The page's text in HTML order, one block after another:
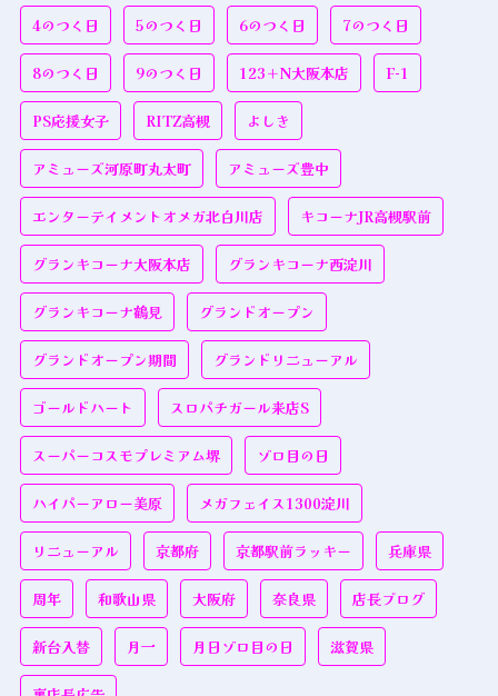
4のつく日 5のつく日 6のつく日 7のつく日
8のつく日 9のつく日 123＋N大阪本店 F-1
PS応援女子 RITZ高槻 よしき
アミューズ河原町丸太町 アミューズ豊中
エンターテイメントオメガ北白川店 キコーナJR高槻駅前
グランキコーナ大阪本店 グランキコーナ西淀川
グランキコーナ鶴見 グランドオープン
グランドオープン期間 グランドリニューアル
ゴールドハート スロパチガール来店S
スーパーコスモプレミアム堺 ゾロ目の日
ハイパーアロー美原 メガフェイス1300淀川
リニューアル 京都府 京都駅前ラッキー 兵庫県
周年 和歌山県 大阪府 奈良県 店長ブログ
新台入替 月一 月日ゾロ目の日 滋賀県